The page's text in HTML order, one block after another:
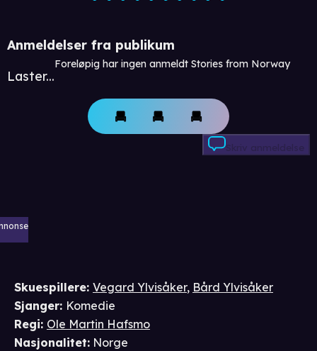
Anmeldelser fra publikum
Laster...
Foreløpig har ingen anmeldt Stories from Norway
Skriv anmeldelse
Skuespillere: Vegard Ylvisåker, Bård Ylvisåker
Sjanger: Komedie
Regi: Ole Martin Hafsmo
Nasjonalitet: Norge